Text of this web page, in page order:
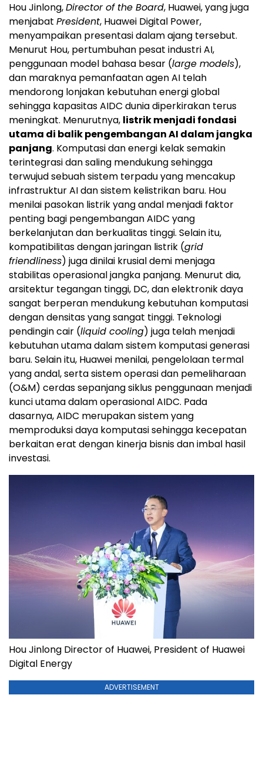
Hou Jinlong,Director of the Board, Huawei, yang juga
menjabat President, Huawei Digital Power,
menyampaikan presentasi dalam ajang tersebut.
Menurut Hou, pertumbuhan pesat industri AI,
penggunaan model bahasa besar (large models),
dan maraknya pemanfaatan agen AI telah
mendorong lonjakan kebutuhan energi global
sehingga kapasitas AIDC dunia diperkirakan terus
meningkat. Menurutnya, listrik menjadi fondasi
utama di balik pengembangan AI dalam jangka
panjang. Komputasi dan energi kelak semakin
terintegrasi dan saling mendukung sehingga
terwujud sebuah sistem terpadu yang mencakup
infrastruktur AI dan sistem kelistrikan baru. Hou
menilai pasokan listrik yang andal menjadi faktor
penting bagi pengembangan AIDC yang
berkelanjutan dan berkualitas tinggi. Selain itu,
kompatibilitas dengan jaringan listrik (grid
friendliness) juga dinilai krusial demi menjaga
stabilitas operasional jangka panjang. Menurut dia,
arsitektur tegangan tinggi, DC, dan elektronik daya
sangat berperan mendukung kebutuhan komputasi
dengan densitas yang sangat tinggi. Teknologi
pendingin cair (liquid cooling) juga telah menjadi
kebutuhan utama dalam sistem komputasi generasi
baru. Selain itu, Huawei menilai, pengelolaan termal
yang andal, serta sistem operasi dan pemeliharaan
(O&M) cerdas sepanjang siklus penggunaan menjadi
kunci utama dalam operasional AIDC. Pada
dasarnya, AIDC merupakan sistem yang
memproduksi daya komputasi sehingga kecepatan
berkaitan erat dengan kinerja bisnis dan imbal hasil
investasi.
Hou Jinlong Director of Huawei, President of Huawei
Digital Energy
ADVERTISEMENT